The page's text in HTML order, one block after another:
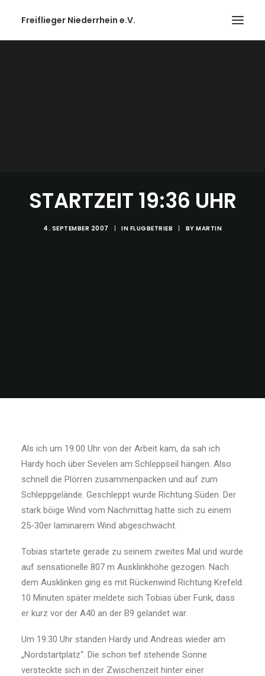
Freiflieger Niederrhein e.V.
STARTZEIT 19:36 UHR
4. SEPTEMBER 2007 | IN FLUGBETRIEB | BY MARTIN
Als ich um 19:00 Uhr von der Arbeit kam, da sah ich
Hardy hoch über Sevelen am Schleppseil hän­gen. Also
schnell die Plörren zusammenpacken und auf zum
Schleppgelände. Geschleppt wurde Richtung Süden. Der
stark böige Wind vom Nach­mittag hatte sich zu einem
25-30er laminarem Wind abgeschwächt.
Tobias startete gerade zu seinem zweites Mal und wurde
auf sensationelle 807 m Ausklinkhöhe gezogen. Nach
dem Ausklinken ging es mit Rückenwind Richtung Krefeld.
10 Minuten später meldete sich Tobias über Funk, dass
er kurz vor der A40 an der B9 gelandet war.
Um 19:30 Uhr standen Hardy und Andreas wieder am
„Nordstartplatz“. Die schon tief stehende Sonne
versteckte sich in der Zwischenzeit hinter einer